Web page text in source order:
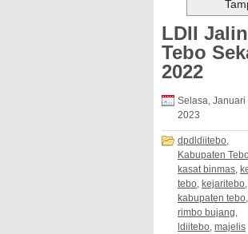
LDII
Tebo
2022
Selasa, Januari
2023
dpdldiitebo
Kabupaten
kasat binmas
tebo kejaritebo
kabupaten tebo
rimbo bujang
ldiitebo majelis